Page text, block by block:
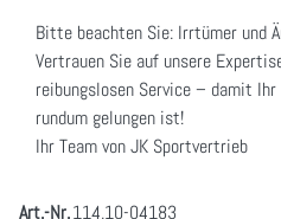
Bitte beachten Sie: Irrtümer und
Vertrauen Sie auf unsere
reibungslosen Service – damit
rundum gelungen ist!
Ihr Team von JK Sportvertrieb
Art.-Nr.114.10-04183